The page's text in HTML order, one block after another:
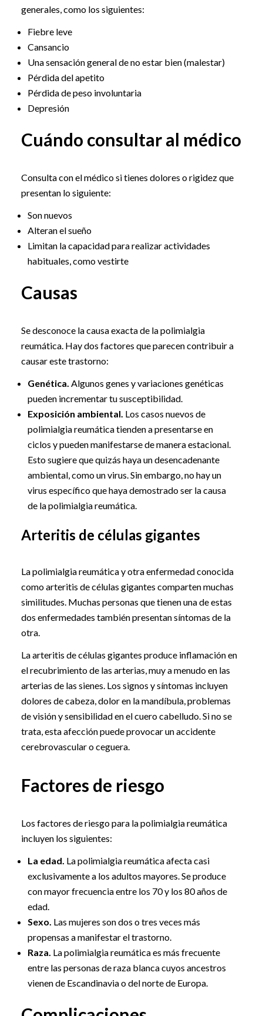
generales, como los siguientes:
Fiebre leve
Cansancio
Una sensación general de no estar bien (malestar)
Pérdida del apetito
Pérdida de peso involuntaria
Depresión
Cuándo consultar al médico
Consulta con el médico si tienes dolores o rigidez que
presentan lo siguiente:
Son nuevos
Alteran el sueño
Limitan la capacidad para realizar actividades
habituales, como vestirte
Causas
Se desconoce la causa exacta de la polimialgia
reumática. Hay dos factores que parecen contribuir a
causar este trastorno:
Genética. Algunos genes y variaciones genéticas
pueden incrementar tu susceptibilidad.
Exposición ambiental. Los casos nuevos de
polimialgia reumática tienden a presentarse en
ciclos y pueden manifestarse de manera estacional.
Esto sugiere que quizás haya un desencadenante
ambiental, como un virus. Sin embargo, no hay un
virus específico que haya demostrado ser la causa
de la polimialgia reumática.
Arteritis de células gigantes
La polimialgia reumática y otra enfermedad conocida
como arteritis de células gigantes comparten muchas
similitudes. Muchas personas que tienen una de estas
dos enfermedades también presentan síntomas de la
otra.
La arteritis de células gigantes produce inflamación en
el recubrimiento de las arterias, muy a menudo en las
arterias de las sienes. Los signos y síntomas incluyen
dolores de cabeza, dolor en la mandíbula, problemas
de visión y sensibilidad en el cuero cabelludo. Si no se
trata, esta afección puede provocar un accidente
cerebrovascular o ceguera.
Factores de riesgo
Los factores de riesgo para la polimialgia reumática
incluyen los siguientes:
La edad. La polimialgia reumática afecta casi
exclusivamente a los adultos mayores. Se produce
con mayor frecuencia entre los 70 y los 80 años de
edad.
Sexo. Las mujeres son dos o tres veces más
propensas a manifestar el trastorno.
Raza. La polimialgia reumática es más frecuente
entre las personas de raza blanca cuyos ancestros
vienen de Escandinavia o del norte de Europa.